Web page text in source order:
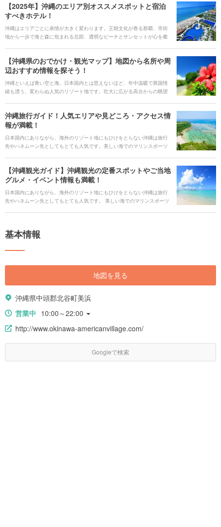
【2025年】沖縄のエリア別オススメスポットと宿泊
すべきホテル！
沖縄はエリアごとに表情が大きく変わります。王朝文化が香る那覇、市街
地から一歩で海と森に包まれる北部、透明なビーチとサンセットが心を癒
予約サービス<b><u>[Relux(リラックス)](https://rlx.jp/)</u></b>で予約しま
しょう。 提供：KDDI株式会社
【沖縄県のおでかけ・観光マップ】地図から名所や周
辺おすすめ情報を探そう！
沖縄といえば青い空と海。日本国内とは思えないほど、年中温暖で異国情
緒も漂う、変わらぬ人気のリゾート地です。壮大に広がる高台からの眺望
沖縄旅行ガイド！人気エリアや見どころ・アクセス情
報が満載！
日本国内にありながら、海外のリゾート地にもひけをとらない沖縄は旅行
先やハネムーン先としてもとても人気です。美しい海でのマリンスポーツ
った大自然を感じることのできる場所、さらに世界遺産の聖地などみどこ
ろがたくさんあります。さらには足を伸ばして、離島でゆったり過ごす旅
りと感じることのできるスポット、アクセスや交通、各エリアの見どころ
まで、沖縄のすべてを網羅してご紹介いたします！
【沖縄観光ガイド】沖縄観光の定番スポットやご当地
グルメ・イベント情報も満載！
日本国内にありながら、海外のリゾート地にもひけをとらない沖縄は旅行
先やハネムーン先としてもとても人気です。 美しい海でのマリンスポーツ
のできる場所、さらに世界遺産の聖地などみどころがたくさんあります。
ておきたいおすすめスポットや、現地の人のみが知るひそかな名店をご紹
基本情報
地図を見る
沖縄県中頭郡北谷町美浜
営業中 10:00～22:00
http://www.okinawa-americanvillage.com/
Googleで検索